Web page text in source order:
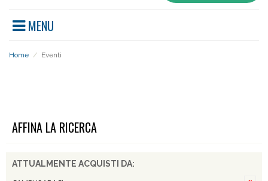
MENU
Home / Eventi
AFFINA LA RICERCA
ATTUALMENTE ACQUISTI DA: